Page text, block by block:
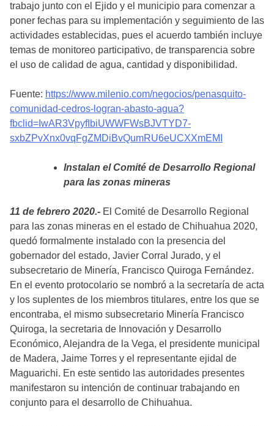
trabajo junto con el Ejido y el municipio para comenzar a
poner fechas para su implementación y seguimiento de las
actividades establecidas, pues el acuerdo también incluye
temas de monitoreo participativo, de transparencia sobre
el uso de calidad de agua, cantidad y disponibilidad.
Fuente: https://www.milenio.com/negocios/penasquito-
comunidad-cedros-logran-abasto-agua?
fbclid=IwAR3VpyfIbiUWWFWsBJVTYD7-
sxbZPvXnx0vqFgZMDiBvQumRU6eUCXXmEMI
Instalan el Comité de Desarrollo Regional
para las zonas mineras
11 de febrero 2020.- El Comité de Desarrollo Regional
para las zonas mineras en el estado de Chihuahua 2020,
quedó formalmente instalado con la presencia del
gobernador del estado, Javier Corral Jurado, y el
subsecretario de Minería, Francisco Quiroga Fernández.
En el evento protocolario se nombró a la secretaría de acta
y los suplentes de los miembros titulares, entre los que se
encontraba, el mismo subsecretario Minería Francisco
Quiroga, la secretaria de Innovación y Desarrollo
Económico, Alejandra de la Vega, el presidente municipal
de Madera, Jaime Torres y el representante ejidal de
Maguarichi. En este sentido las autoridades presentes
manifestaron su intención de continuar trabajando en
conjunto para el desarrollo de Chihuahua.